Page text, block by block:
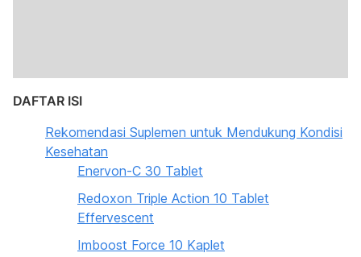
DAFTAR ISI
Rekomendasi Suplemen untuk Mendukung Kondisi
Kesehatan
Enervon-C 30 Tablet
Redoxon Triple Action 10 Tablet
Effervescent
Imboost Force 10 Kaplet